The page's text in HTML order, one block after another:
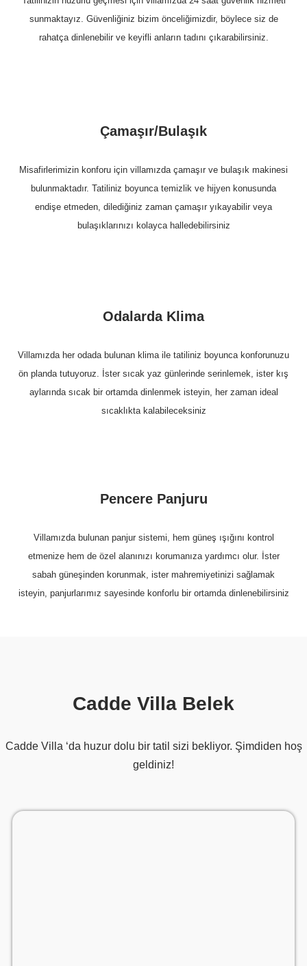
sunmaktayız. Güvenliğiniz bizim önceliğimizdir, böylece siz de
rahatça dinlenebilir ve keyifli anların tadını çıkarabilirsiniz.
Çamaşır/Bulaşık
Misafirlerimizin konforu için villamızda çamaşır ve bulaşık makinesi
bulunmaktadır. Tatiliniz boyunca temizlik ve hijyen konusunda
endişe etmeden, dilediğiniz zaman çamaşır yıkayabilir veya
bulaşıklarınızı kolayca halledebilirsiniz
Odalarda Klima
Villamızda her odada bulunan klima ile tatiliniz boyunca konforunuzu
ön planda tutuyoruz. İster sıcak yaz günlerinde serinlemek, ister kış
aylarında sıcak bir ortamda dinlenmek isteyin, her zaman ideal
sıcaklıkta kalabileceksiniz
Pencere Panjuru
Villamızda bulunan panjur sistemi, hem güneş ışığını kontrol
etmenize hem de özel alanınızı korumanıza yardımcı olur. İster
sabah güneşinden korunmak, ister mahremiyetinizi sağlamak
isteyin, panjurlarımız sayesinde konforlu bir ortamda dinlenebilirsiniz
Cadde Villa Belek
Cadde Villa ‘da huzur dolu bir tatil sizi bekliyor. Şimdiden hoş
geldiniz!